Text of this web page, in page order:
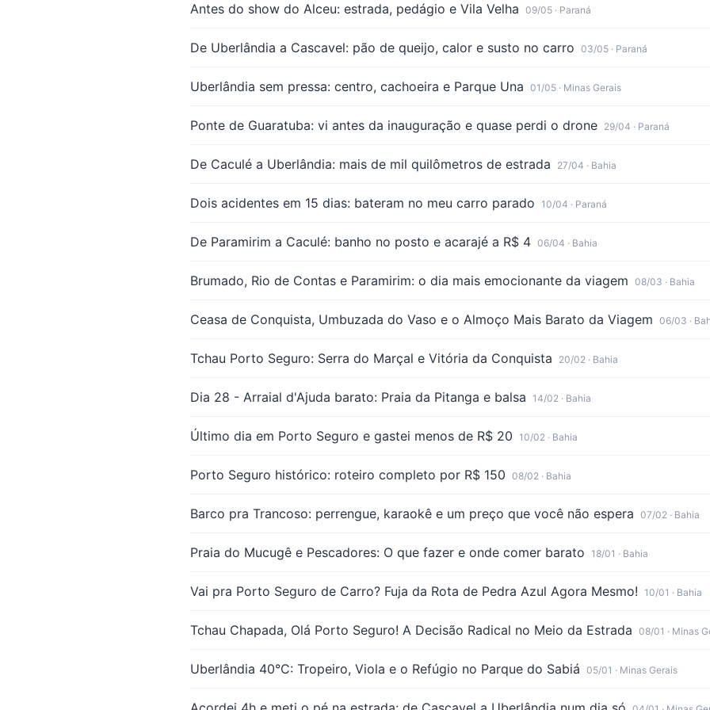
Antes do show do Alceu: estrada, pedágio e Vila Velha 09/05 · Paraná
De Uberlândia a Cascavel: pão de queijo, calor e susto no carro 03/05 · Paraná
Uberlândia sem pressa: centro, cachoeira e Parque Una 01/05 · Minas Gerais
Ponte de Guaratuba: vi antes da inauguração e quase perdi o drone 29/04 · Paraná
De Caculé a Uberlândia: mais de mil quilômetros de estrada 27/04 · Bahia
Dois acidentes em 15 dias: bateram no meu carro parado 10/04 · Paraná
De Paramirim a Caculé: banho no posto e acarajé a R$ 4 06/04 · Bahia
Brumado, Rio de Contas e Paramirim: o dia mais emocionante da viagem 08/03 · Bahia
Ceasa de Conquista, Umbuzada do Vaso e o Almoço Mais Barato da Viagem 06/03 ·
Tchau Porto Seguro: Serra do Marçal e Vitória da Conquista 20/02 · Bahia
Dia 28 - Arraial d'Ajuda barato: Praia da Pitanga e balsa 14/02 · Bahia
Último dia em Porto Seguro e gastei menos de R$ 20 10/02 · Bahia
Porto Seguro histórico: roteiro completo por R$ 150 08/02 · Bahia
Barco pra Trancoso: perrengue, karaokê e um preço que você não espera 07/02 · Bahia
Praia do Mucugê e Pescadores: O que fazer e onde comer barato 18/01 · Bahia
Vai pra Porto Seguro de Carro? Fuja da Rota de Pedra Azul Agora Mesmo! 10/01 · Bahia
Tchau Chapada, Olá Porto Seguro! A Decisão Radical no Meio da Estrada 08/01 · Minas
Uberlândia 40°C: Tropeiro, Viola e o Refúgio no Parque do Sabiá 05/01 · Minas Gerais